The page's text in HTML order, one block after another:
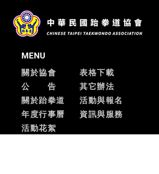
MENU
關於協會
公 告
關於跆拳道
​年度行事曆
​活動花絮
表格下載
其它辦法
活動與報名
資訊與服務